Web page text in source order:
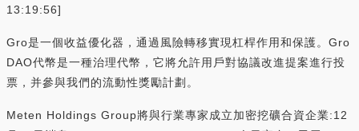
13:19:56]
Gro是一個收益優化器，通過風險轉移實現杠桿作用和保護。Gro
DAO代幣是一種治理代幣，它將允許用戶對協議改進提案進行投
票，并參與我們的流動性獎勵計劃。
Meten Holdings Group將與行業專家成立加密挖礦合資企業:12